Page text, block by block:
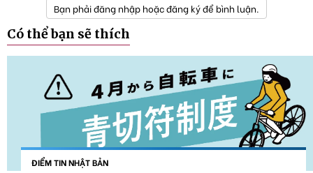
Bạn phải đăng nhập hoặc đăng ký để bình luận.
Có thể bạn sẽ thích
ĐIỂM TIN NHẬT BẢN